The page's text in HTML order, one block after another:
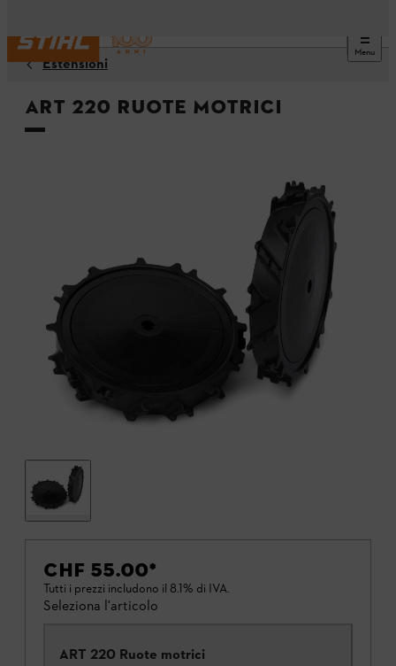
Menu
Estensioni
ART 220 Ruote motrici
CHF 55.00*
Tutti i prezzi includono il 8.1% di IVA.
Seleziona l'articolo
ART 220 Ruote motrici